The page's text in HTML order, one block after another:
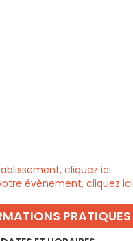
cliquez ici
évènement, cliquez ici
PRATIQUES